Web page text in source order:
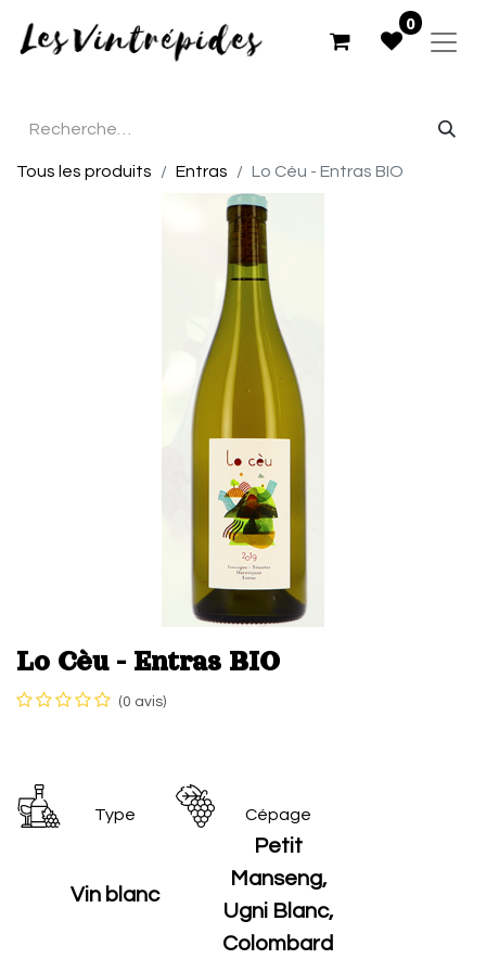
0
Tous les produits Entras Lo Cèu - Entras BIO
Lo Cèu - Entras BIO
(0 avis)
Type Cépage
Vin blanc
Petit
Manseng,
Ugni Blanc,
Colombard